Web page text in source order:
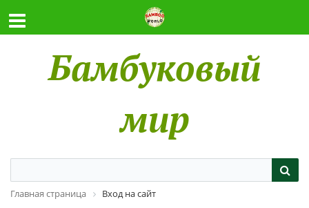
Бамбуковый
мир
Главная страница Вход на сайт